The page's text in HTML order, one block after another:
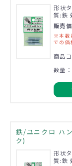
形状
質:鉄
販売
※本数
での価
商品
数量：
鉄/ユニクロ ハ
ク)
形状
質:鉄